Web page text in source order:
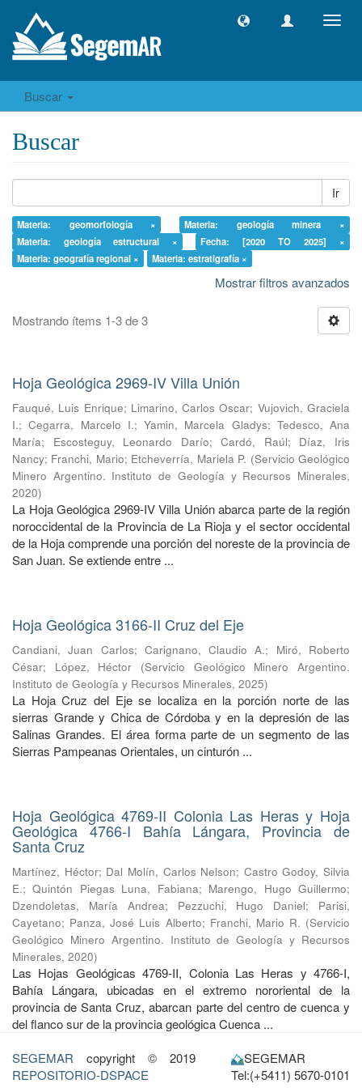
Buscar
Buscar
Ir
Materia: geomorfología ×
Materia: geología minera ×
Materia: geología estructural ×
Fecha: [2020 TO 2025] ×
Materia: geografía regional ×
Materia: estratigrafía ×
Mostrar filtros avanzados
Mostrando ítems 1-3 de 3
Hoja Geológica 2969-IV Villa Unión
Fauqué, Luis Enrique; Limarino, Carlos Oscar; Vujovich, Graciela
I.;Cegarra, Marcelo I.; Yamin, Marcela Gladys; Tedesco, Ana
María; Escosteguy, Leonardo Darío;Cardó, Raúl; Díaz, Iris
Nancy; Franchi, Mario; Etcheverría, Mariela P. (Servicio Geológico
Minero Argentino. Instituto de Geología y Recursos Minerales,
2020)
La Hoja Geológica 2969-IV Villa Unión abarca parte de la región
noroccidental de la Provincia de La Rioja y el sector occidental
de la Hoja comprende una porción del noreste de la provincia de
San Juan. Se extiende entre ...
Hoja Geológica 3166-II Cruz del Eje
Candiani, Juan Carlos; Carignano, Claudio A.; Miró, Roberto
César; López, Héctor (Servicio Geológico Minero Argentino.
Instituto de Geología y Recursos Minerales, 2025)
La Hoja Cruz del Eje se localiza en la porción norte de las
sierras Grande y Chica de Córdoba y en la depresión de las
Salinas Grandes. El área forma parte de un segmento de las
Sierras Pampeanas Orientales, un cinturón ...
Hoja Geológica 4769-II Colonia Las Heras y Hoja
Geológica 4766-I Bahía Lángara, Provincia de
Santa Cruz
Martínez, Héctor; Dal Molín, Carlos Nelson; Castro Godoy, Silvia
E.;Quintón Piegas Luna, Fabiana; Marengo, Hugo Guillermo;
Dzendoletas, María Andrea; Pezzuchi, Hugo Daniel; Parisi,
Cayetano; Panza, José Luis Alberto; Franchi, Mario R. (Servicio
Geológico Minero Argentino. Instituto de Geología y Recursos
Minerales, 2020)
Las Hojas Geológicas 4769-II, Colonia Las Heras y 4766-I,
Bahía Lángara, ubicadas en el extremo nororiental de la
provincia de Santa Cruz, abarcan parte del centro de cuenca y
del flanco sur de la provincia geológica Cuenca ...
SEGEMAR copyright © 2019
REPOSITORIO-DSPACE
SEGEMAR
Tel:(+5411) 5670-0101